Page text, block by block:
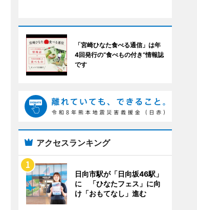
「宮崎ひなた食べる通信」は年
4回発行の“食べもの付き”情報誌
です
アクセスランキング
日向市駅が「日向坂46駅」
に 「ひなたフェス」に向
け「おもてなし」進む